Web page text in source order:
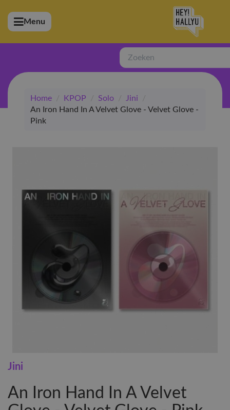
(Artiesten)
(Winkel)
Menu
Zoeken
Home / KPOP / Solo / Jini
/
An Iron Hand In A Velvet Glove - Velvet Glove -
Pink
Jini
An Iron Hand In A Velvet